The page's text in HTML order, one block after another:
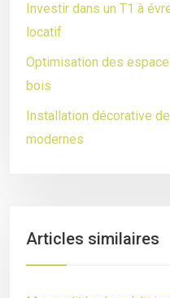
Investir dans un T1 à
locatif
Optimisation des
bois
Installation décorative
modernes
Articles similaires